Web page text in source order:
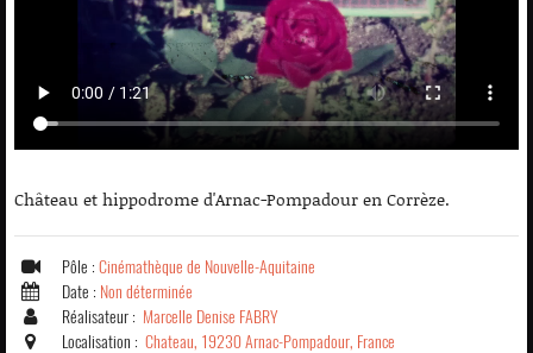
Château et hippodrome d'Arnac-Pompadour en Corrèze.
Pôle : Cinémathèque de Nouvelle-Aquitaine
Date : Non déterminée
Réalisateur : Marcelle Denise FABRY
Localisation : Chateau, 19230 Arnac-Pompadour, France